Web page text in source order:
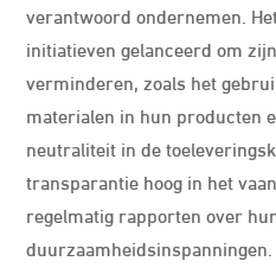
verantwoord ondernemen.
initiatieven gelanceerd om
verminderen, zoals het
materialen in hun producten
neutraliteit in de
transparantie hoog in het
regelmatig rapporten over